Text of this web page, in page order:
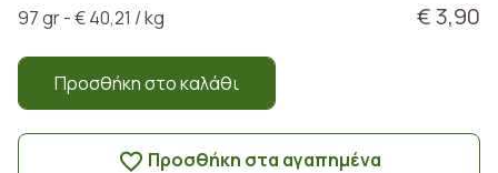
€ 3,90
97 gr - € 40,21 / kg
Προσθήκη στο καλάθι
Προσθήκη στα αγαπημένα